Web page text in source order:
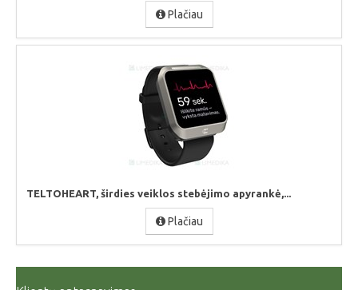
Plačiau
TELTOHEART, širdies veiklos stebėjimo apyrankė,...
Plačiau